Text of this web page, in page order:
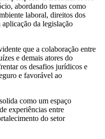
abordando temas como
laboral, direitos dos
aplicação da legislação
que a colaboração entre
e demais atores do
os desafios jurídicos e
e favorável ao
como um espaço
experiências entre
do setor